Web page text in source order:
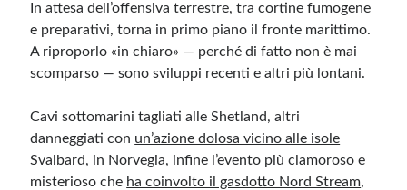
diritti d’autore, vi invito a comunicarlo via e-mail a info[at]dinovalle.it e saranno
tramite link né del loro contenuto, che può essere soggetto a variazioni nel tempo.
Accedi
Feed dei contenuti
Feed dei commenti
In attesa dell’offensiva terrestre, tra cortine fumogene
e preparativi, torna in primo piano il fronte marittimo.
A riproporlo «in chiaro» — perché di fatto non è mai
scomparso — sono sviluppi recenti e altri più lontani.
Cavi sottomarini tagliati alle Shetland, altri
danneggiati con un’azione dolosa vicino alle isole
Svalbard, in Norvegia, infine l’evento più clamoroso e
misterioso che ha coinvolto il gasdotto Nord Stream,